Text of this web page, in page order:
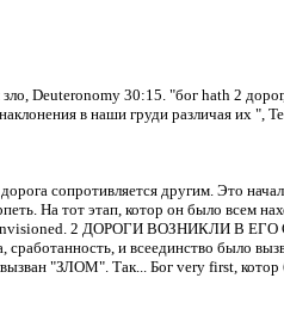
Deuteronomy 30:15. "бог hath 2
в наши груди различая их ",
сопротивляется другим. Это
На тот этап, котор он было всем
2 ДОРОГИ ВОЗНИКЛИ В ЕГО
сработанность, и всеединство было
"ЗЛОМ". Так... Бог very first,